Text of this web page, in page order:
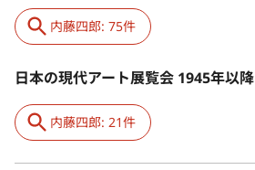
内藤四郎: 75件
日本の現代アート展覧会 1945年以降
内藤四郎: 21件